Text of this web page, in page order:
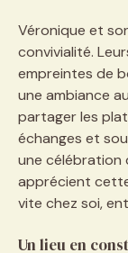
Véronique et
convivialité.
empreintes de
une ambiance
partager les
échanges et
une célébration
apprécient
vite chez soi,
Un lieu en